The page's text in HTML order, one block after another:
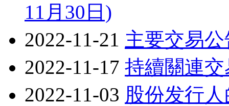
11月30日)
2022-11-21 主要交易
2022-11-17 持續關連交
2022-11-03 股份发行